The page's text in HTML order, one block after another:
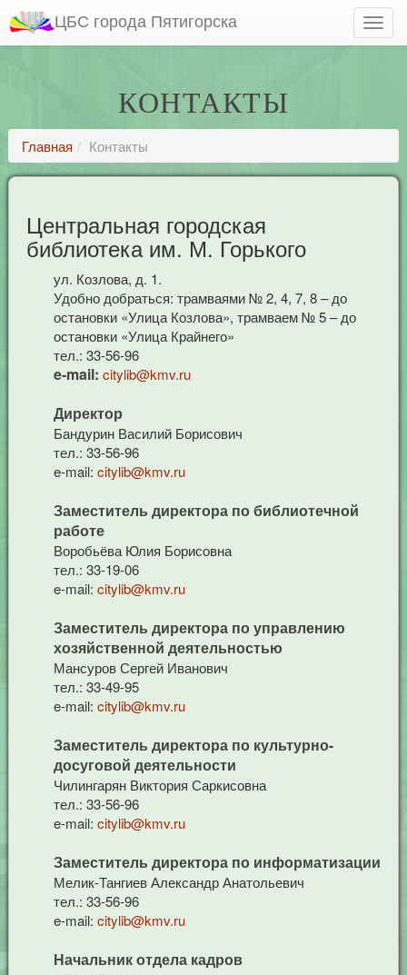
ЦБС города Пятигорска
КОНТАКТЫ
Главная Контакты
Центральная городская
библиотека им. М. Горького
ул. Козлова, д. 1.
Удобно добраться: трамваями № 2, 4, 7, 8 – до
остановки «Улица Козлова», трамваем № 5 – до
остановки «Улица Крайнего»
тел.: 33-56-96
e-mail: citylib@kmv.ru
Директор
Бандурин Василий Борисович
тел.: 33-56-96
e-mail: citylib@kmv.ru
Заместитель директора по библиотечной
работе
Воробьёва Юлия Борисовна
тел.: 33-19-06
e-mail: citylib@kmv.ru
Заместитель директора по управлению
хозяйственной деятельностью
Мансуров Сергей Иванович
тел.: 33-49-95
e-mail: citylib@kmv.ru
Заместитель директора по культурно-
досуговой деятельности
Чилингарян Виктория Саркисовна
тел.: 33-56-96
e-mail: citylib@kmv.ru
Заместитель директора по информатизации
Мелик-Тангиев Александр Анатольевич
тел.: 33-56-96
e-mail: citylib@kmv.ru
Начальник отдела кадров